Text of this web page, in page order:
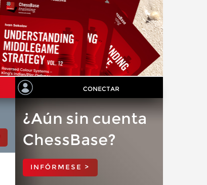
CONECTAR
¿Aún sin cuenta
ChessBase?
INFÓRMESE >